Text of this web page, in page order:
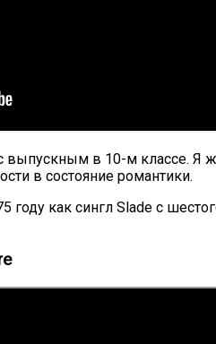
выпускным в 10-м классе. Я
в состояние романтики.
как сингл Slade с